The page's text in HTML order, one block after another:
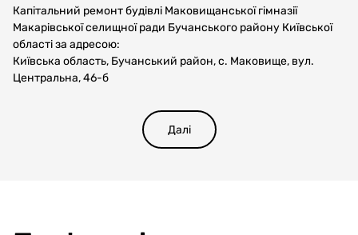
Капітальний ремонт будівлі Маковищанської гімназії
Макарівської селищної ради Бучанського району Київської
області за адресою:
Київська область, Бучанський район, с. Маковище, вул.
Центральна, 46-б
Далі